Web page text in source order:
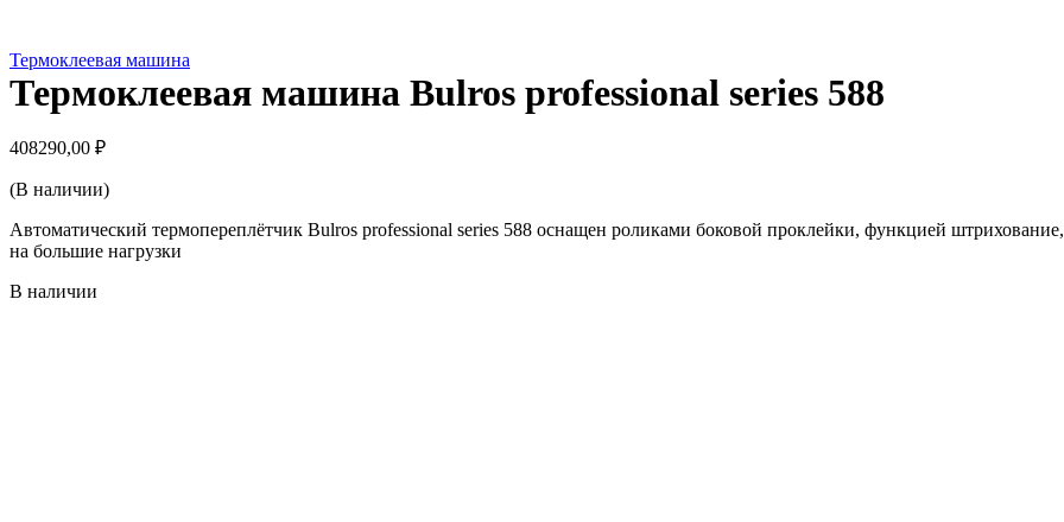
Термоклеевая машина
Термоклеевая машина Bulros professional series 588
408290,00 ₽
(В наличии)
Автоматический термопереплётчик Bulros professional series 588 оснащен роликами боковой проклейки, функцией
на большие нагрузки
В наличии